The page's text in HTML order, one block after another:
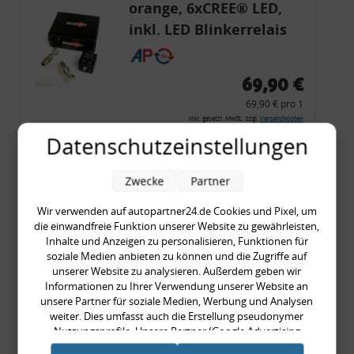
orange, 6xCREE® LED,
inkl. LED Blinkerrelais
CF 14
69,90 €
69,90 € pro 1
inkl. gesetzl. MwSt., zzgl. Versandkosten
Merkzettel
Zum Artikel
Rückleuchtenband mit
Blinker, rot, US-Ecken,
Audi 80 Cabrio, Typ 89,
OE-Nr.: 8G0945225 +
8G0945225C
999,99 €
Datenschutzeinstellungen
Wir verwenden auf autopartner24.de Cookies und Pixel, um
die einwandfreie Funktion unserer Website zu gewährleisten,
Inhalte und Anzeigen zu personalisieren, Funktionen für
soziale Medien anbieten zu können und die Zugriffe auf
unserer Website zu analysieren. Außerdem geben wir
Informationen zu Ihrer Verwendung unserer Website an
unsere Partner für soziale Medien, Werbung und Analysen
weiter. Dies umfasst auch die Erstellung pseudonymer
Nutzungsprofile. Unsere Partner (Google Advertising
Products) führen diese Informationen möglicherweise mit
Zwecke Partner